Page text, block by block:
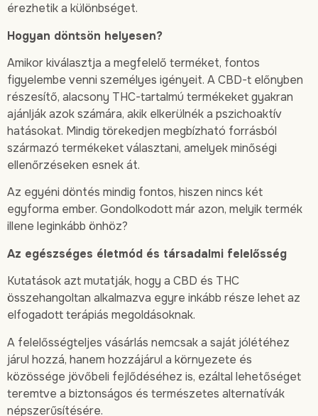
érezhetik a különbséget.
Hogyan döntsön helyesen?
Amikor kiválasztja a megfelelő terméket, fontos
figyelembe venni személyes igényeit. A CBD-t előnyben
részesítő, alacsony THC-tartalmú termékeket gyakran
ajánlják azok számára, akik elkerülnék a pszichoaktív
hatásokat. Mindig törekedjen megbízható forrásból
származó termékeket választani, amelyek minőségi
ellenőrzéseken esnek át.
Az egyéni döntés mindig fontos, hiszen nincs két
egyforma ember. Gondolkodott már azon, melyik termék
illene leginkább önhöz?
Az egészséges életmód és társadalmi felelősség
Kutatások azt mutatják, hogy a CBD és THC
összehangoltan alkalmazva egyre inkább része lehet az
elfogadott terápiás megoldásoknak.
A felelősségteljes vásárlás nemcsak a saját jólétéhez
járul hozzá, hanem hozzájárul a környezete és
közössége jövőbeli fejlődéséhez is, ezáltal lehetőséget
teremtve a biztonságos és természetes alternatívák
népszerűsítésére.